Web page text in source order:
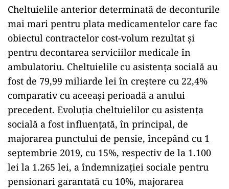
Cheltuielile anterior determinată de deconturile
mai mari pentru plata medicamentelor care fac
obiectul contractelor cost-volum rezultat și
pentru decontarea serviciilor medicale în
ambulatoriu. Cheltuielile cu asistența socială au
fost de 79,99 miliarde lei în creștere cu 22,4%
comparativ cu aceeași perioadă a anului
precedent. Evoluția cheltuielilor cu asistența
socială a fost influențată, în principal, de
majorarea punctului de pensie, începând cu 1
septembrie 2019, cu 15%, respectiv de la 1.100
lei la 1.265 lei, a îndemnizației sociale pentru
pensionari garantată cu 10%, majorarea